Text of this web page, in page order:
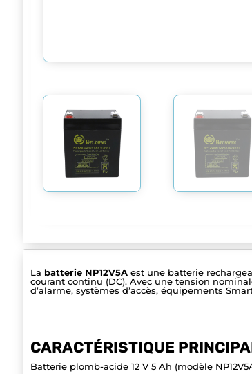
La batterie NP12V5A est une batterie
courant continu (DC). Avec une tension
d’alarme, systèmes d’accès, équipements
CARACTÉRISTIQUE
Batterie plomb-acide 12 V 5 Ah (modèle